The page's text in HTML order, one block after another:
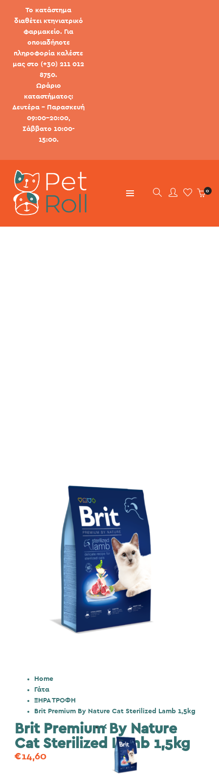
Το κατάστημα
διαθέτει κτηνιατρικό
φαρμακείο. Για
οποιαδήποτε
πληροφορία καλέστε
μας στο (+30) 211 012
8750.
Ωράριο
καταστήματος:
Δευτέρα - Παρασκευή
09:00-20:00,
Σάββατο 10:00-
15:00.
0
Home
Γάτα
ΞΗΡΑ ΤΡΟΦΗ
Brit Premium By Nature Cat Sterilized Lamb 1,5kg
Brit Premium By Nature
Cat Sterilized Lamb 1,5kg
€14,60